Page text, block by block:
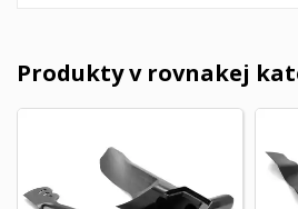
Produkty v rovnakej